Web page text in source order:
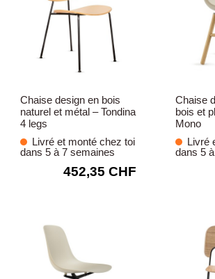
Chaise design en bois
naturel et métal – Tondina
4 legs
Livré et monté chez toi
dans 5 à 7 semaines
452,35 CHF
Chaise
bois et
Mono
Livré
dans 5